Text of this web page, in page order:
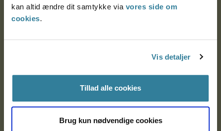
kan altid ændre dit samtykke via vores side om
cookies.
Vis detaljer
Tillad alle cookies
Brug kun nødvendige cookies
EAN: 57 98 000 35 48 21
CVR: 1007 4002